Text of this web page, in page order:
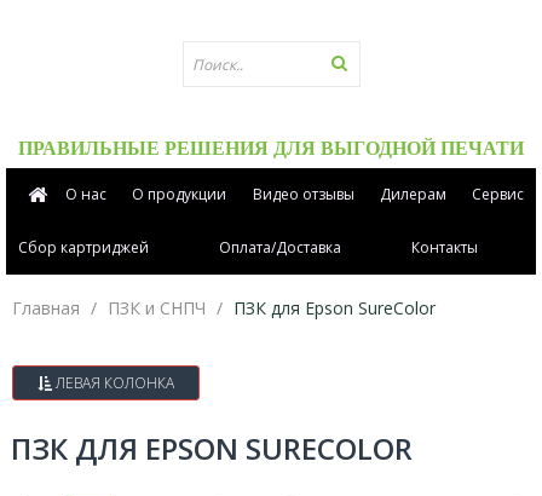
ПРАВИЛЬНЫЕ РЕШЕНИЯ ДЛЯ ВЫГОДНОЙ ПЕЧАТИ
О нас О продукции Видео отзывы Дилерам Сервис
Сбор картриджей Оплата/Доставка Контакты
Главная ПЗК и СНПЧ ПЗК для Epson SureColor
ЛЕВАЯ КОЛОНКА
ПЗК ДЛЯ EPSON SURECOLOR